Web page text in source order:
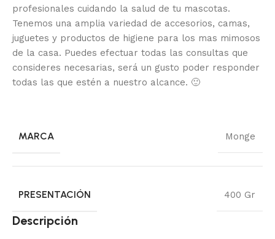
profesionales cuidando la salud de tu mascotas.
Tenemos una amplia variedad de accesorios, camas,
juguetes y productos de higiene para los mas mimosos
de la casa. Puedes efectuar todas las consultas que
consideres necesarias, será un gusto poder responder
todas las que estén a nuestro alcance. 🙂
MARCA Monge
PRESENTACIÓN 400 Gr
Descripción